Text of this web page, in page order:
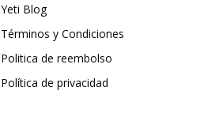
Yeti Blog
Términos y Condiciones
Politica de reembolso
Política de privacidad